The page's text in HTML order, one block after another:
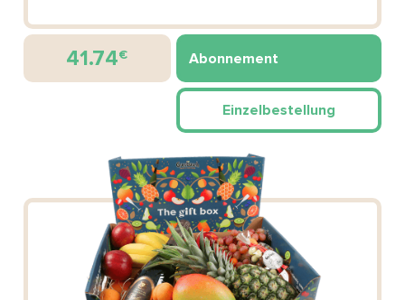
41.74€ Abonnement
Einzelbestellung